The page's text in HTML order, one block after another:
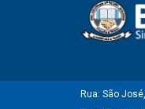
Rua: São